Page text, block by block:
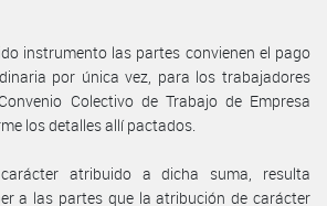
instrumento las partes convienen el pago
por única vez, para los trabajadores
Colectivo de Trabajo de Empresa
los detalles allí pactados.
atribuido a dicha suma, resulta
a las partes que la atribución de carácter